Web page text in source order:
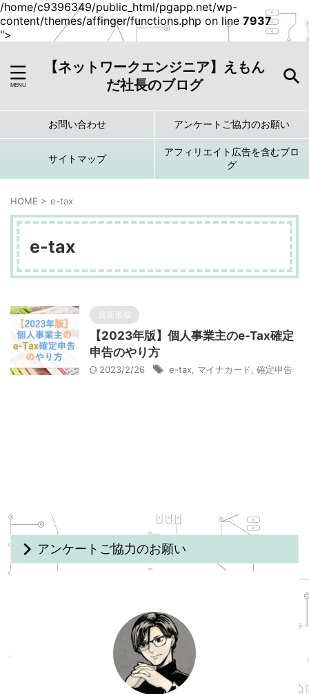
/home/c9396349/public_html/pgapp.net/wp-
content/themes/affinger/functions.php on line 7937
">
【ネットワークエンジニア】えもん
だ社長のブログ
お問い合わせ アンケートご協力のお願い
サイトマップ
アフィリエイト広告を含むブロ
グ
HOME > e-tax
e-tax
資産形成
【2023年版】個人事業主のe-Tax確定
申告のやり方
2023/2/26 e-tax マイナカード 確定申告
アンケートご協力のお願い